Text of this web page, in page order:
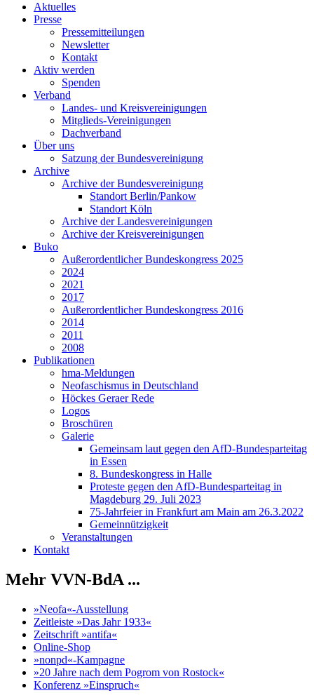
Aktuelles
Presse
Pressemitteilungen
Newsletter
Kontakt
Aktiv werden
Spenden
Verband
Landes- und Kreisvereinigungen
Mitglieds-Vereinigungen
Dachverband
Über uns
Satzung der Bundesvereinigung
Archive
Archive der Bundesvereinigung
Standort Berlin/Pankow
Standort Köln
Archive der Landesvereinigungen
Archive der Kreisvereinigungen
Buko
Außerordentlicher Bundeskongress 2025
2024
2021
2017
Außerordentlicher Bundeskongress 2016
2014
2011
2008
Publikationen
hma-Meldungen
Neofaschismus in Deutschland
Höckes Geraer Rede
Logos
Broschüren
Galerie
Gemeinsam laut gegen den AfD-Bundesparteitag
in Essen
8. Bundeskongress in Halle
Proteste gegen den AfD-Bundesparteitag in
Magdeburg 29. Juli 2023
75-Jahrfeier in Frankfurt am Main am 26.3.2022
Gemeinnützigkeit
Veranstaltungen
Kontakt
Mehr VVN-BdA ...
»Neofa«-Ausstellung
Zeitleiste »Das Jahr 1933«
Zeitschrift »antifa«
Online-Shop
»nonpd«-Kampagne
»20 Jahre nach dem Pogrom von Rostock«
Konferenz »Einspruch«